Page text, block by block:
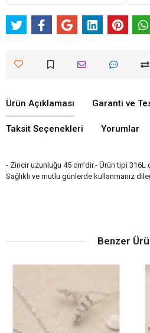
Ürün Açıklaması Garanti ve
Taksit Seçenekleri Yorumlar
- Zincir uzunluğu 45 cm’dir.- Ürün tipi
Sağlıklı ve mutlu günlerde kullanmanız
Benzer